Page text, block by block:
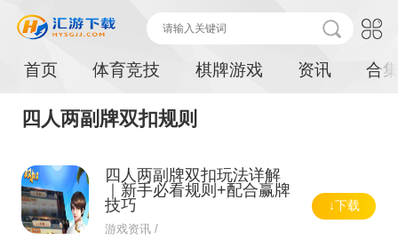
首页 体育竞技 棋牌游戏 资讯 合
四人两副牌双扣规则
四人两副牌双扣玩法详解
｜新手必看规则+配合赢牌
技巧
游戏资讯 /
↓下载